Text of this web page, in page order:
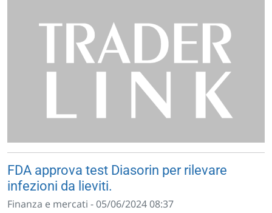
FDA approva test Diasorin per rilevare
infezioni da lieviti.
Finanza e mercati - 05/06/2024 08:37